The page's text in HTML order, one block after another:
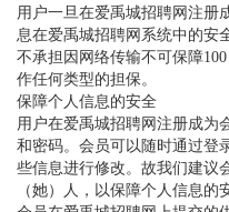
用户一旦在爱禹城招聘网注册
息在爱禹城招聘网系统中的安
不承担因网络传输不可保障
作任何类型的担保。
保障个人信息的安全
用户在爱禹城招聘网注册成为
和密码。会员可以随时通过登
些信息进行修改。故我们建议
（她）人，以保障个人信息的